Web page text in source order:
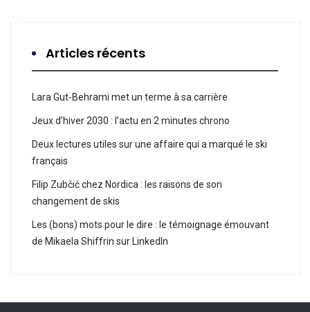
Articles récents
Lara Gut-Behrami met un terme à sa carrière
Jeux d’hiver 2030 : l’actu en 2 minutes chrono
Deux lectures utiles sur une affaire qui a marqué le ski
français
Filip Zubčić chez Nordica : les raisons de son
changement de skis
Les (bons) mots pour le dire : le témoignage émouvant
de Mikaela Shiffrin sur LinkedIn